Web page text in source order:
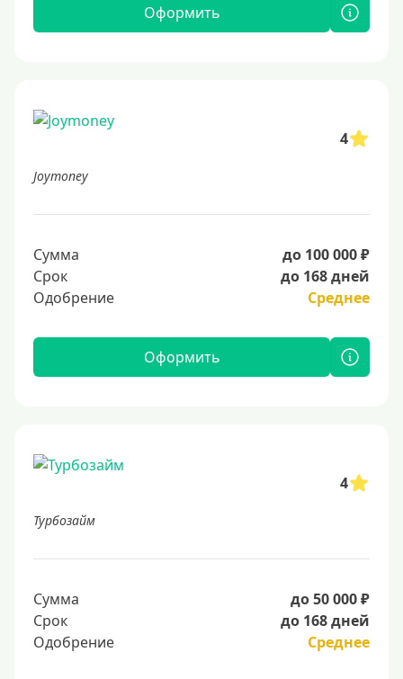
Оформить
4
Joymoney
Сумма
до 100 000 ₽
Срок
до 168 дней
Одобрение
Среднее
Оформить
4
Турбозайм
Сумма
до 50 000 ₽
Срок
до 168 дней
Одобрение
Среднее